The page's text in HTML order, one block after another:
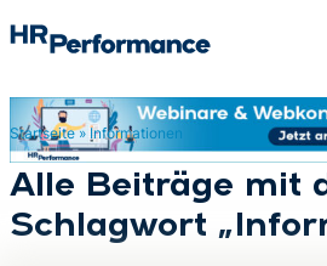
Suchen
Startseite» Informationen
Alle Beiträge mit
Schlagwort